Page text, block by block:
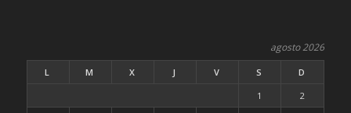
agosto 2026
L M X J V S
D
1
2